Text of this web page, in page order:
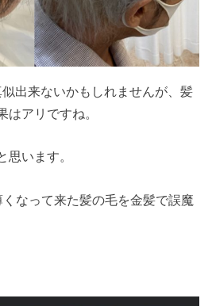
出来ないかもしれませんが、髪
はアリですね。
思います。
なって来た髪の毛を金髪で誤魔